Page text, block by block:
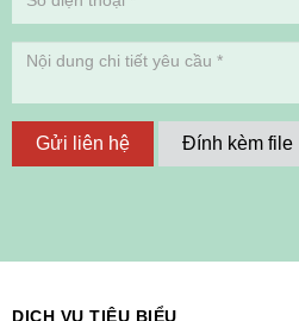
Gửi liên hệ Đính kèm file
DỊCH VỤ TIÊU BIỂU